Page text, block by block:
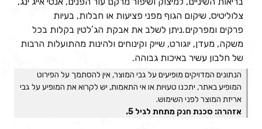
צלוליטיס, שיקום הגוף מפני פציעות או חבלות, בעיות
פרקים ומפרקים.ניתן לשלב את אבקת הג’לטין בקלות בכל
משקה, מעדן, יוגורט, שייק וקינוחים ולהינות מהתועלות הרבות
של חלבון עשיר באיכות גבוהה.
הנתונים המדויקים מופיעים על גבי המוצר, אין להסתמך על הפירוט
המופיע באתר, יתכנו טעויות או אי התאמות, יש לקרוא את המופיע על גבי
אריזת המוצר לפני השימוש.
אזהרה: סכנת חנק מתחת לגיל 5.